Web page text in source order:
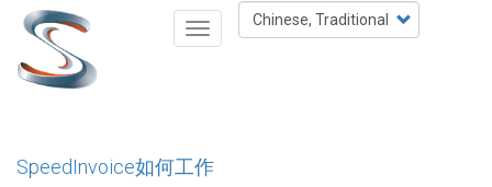
Select
your
Toggle
SpeedInvoice如何工作